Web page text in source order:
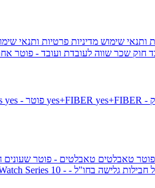
ותנאי שימוש מדיניות פרטיות ותנאי
חוק שכר שווה לעובדת ועובד - פוטר
yes+FIBER
טאבלטים טאבלטים - פוטר שעונים
חבילות גלישה בחו"ל -